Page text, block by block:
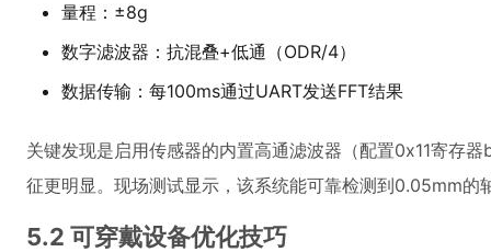
量程：±8g
数字滤波器：抗混叠+低通（ODR/4）
数据传输：每100ms通过UART发送FFT结果
关键发现是启用传感器的内置高通滤波器（配置0x11寄存
征更明显。现场测试显示，该系统能可靠检测到0.05mm的
5.2 可穿戴设备优化技巧